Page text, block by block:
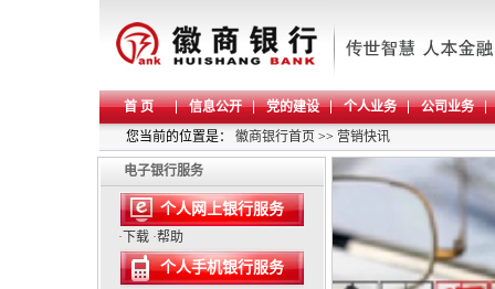
首 页 信息公开 党的建设 个人业务
公司业务
您当前的位置是： 徽商银行首页 >> 营销快讯
电子银行服务
个人网上银行服务
· 下载 ·帮助
个人手机银行服务